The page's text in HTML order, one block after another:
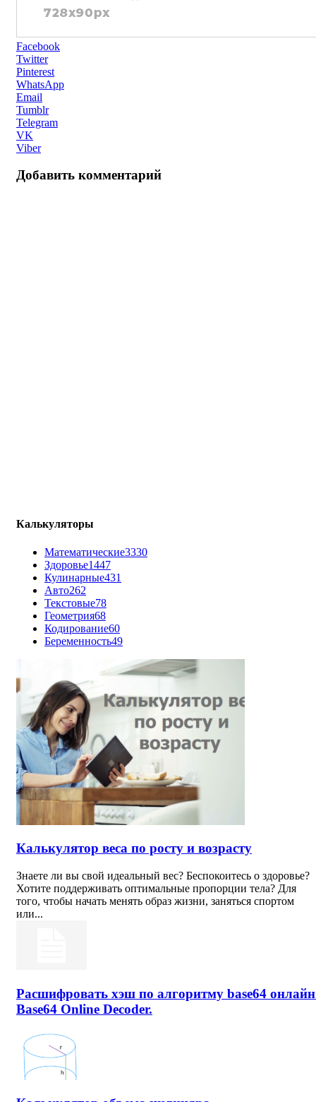
Facebook
Twitter
Pinterest
WhatsApp
Email
Tumblr
Telegram
VK
Viber
Добавить комментарий
Калькуляторы
Математические3330
Здоровье1447
Кулинарные431
Авто262
Текстовые78
Геометрия68
Кодирование60
Беременность49
Калькулятор веса по росту и возрасту
Знаете ли вы свой идеальный вес? Беспокоитесь о здоровье?
Хотите поддерживать оптимальные пропорции тела? Для
того, чтобы начать менять образ жизни, заняться спортом
или...
Расшифровать хэш по алгоритму base64
Base64 Online Decoder.